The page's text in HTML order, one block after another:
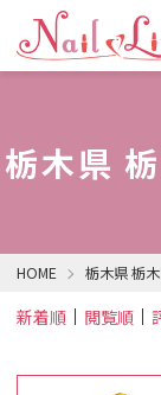
栃木県
HOME 栃木県 栃
新着順 閲覧順